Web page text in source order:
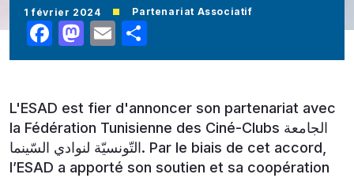
1 février 2024 Partenariat Associatif
Facebook
Mastodon
Email
L'ESAD est fier d'annoncer son partenariat avec
la Fédération Tunisienne des Ciné-Clubs الجامعة
التّونسيّة لنوادي السّينما. Par le biais de cet accord,
l’ESAD a apporté son soutien et sa coopération